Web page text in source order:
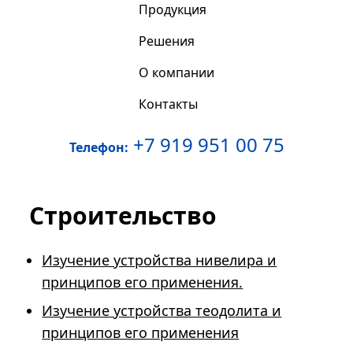
Продукция
Решения
О компании
Контакты
Телефон: +7 919 951 00 75
Строительство
Изучение устройства нивелира и
принципов его применения.
Изучение устройства теодолита и
принципов его применения